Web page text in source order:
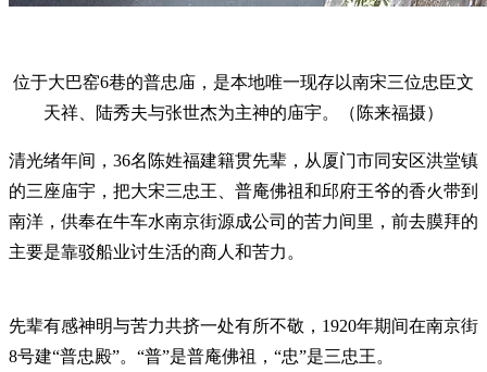
位于大巴窑6巷的普忠庙，是本地唯一现存以南宋三位忠臣文
天祥、陆秀夫与张世杰为主神的庙宇。（陈来福摄）
清光绪年间，36名陈姓福建籍贯先辈，从厦门市同安区洪堂镇
的三座庙宇，把大宋三忠王、普庵佛祖和邱府王爷的香火带到
南洋，供奉在牛车水南京街源成公司的苦力间里，前去膜拜的
主要是靠驳船业讨生活的商人和苦力。
先辈有感神明与苦力共挤一处有所不敬，1920年期间在南京街
8号建“普忠殿”。“普”是普庵佛祖，“忠”是三忠王。